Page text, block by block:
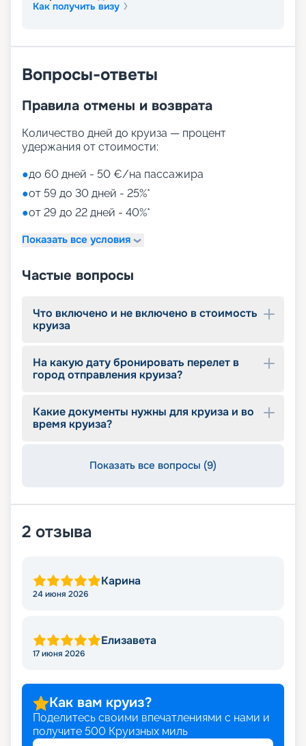
Как получить визу
Вопросы-ответы
Правила отмены и возврата
Количество дней до круиза — процент
удержания от стоимости:
●до 60 дней - 50 €/на пассажира
●от 59 до 30 дней - 25%*
●от 29 до 22 дней - 40%*
Показать все условия
Частые вопросы
Что включено и не включено в стоимость
круиза
На какую дату бронировать перелет в
город отправления круиза?
Какие документы нужны для круиза и во
время круиза?
Показать все вопросы (9)
2 отзыва
Карина
24 июня 2026
Елизавета
17 июня 2026
Как вам круиз?
Поделитесь своими впечатлениями с нами и
получите 500 Круизных миль